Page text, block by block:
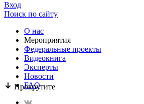
Прокрутите
Вход
Поиск по сайту
О нас
Mероприятия
Федеральные проекты
Видеокнига
Эксперты
Новости
FAQ